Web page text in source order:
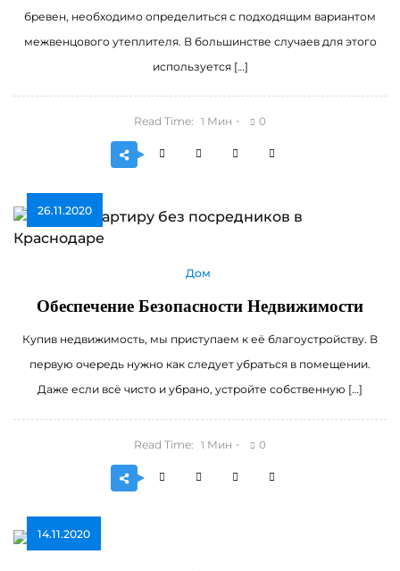
бревен, необходимо определиться с подходящим вариантом
межвенцового утеплителя. В большинстве случаев для этого
используется […]
Read Time: 1 Мин 0
26.11.2020
Дом
Обеспечение Безопасности Недвижимости
Купив недвижимость, мы приступаем к её благоустройству. В
первую очередь нужно как следует убраться в помещении.
Даже если всё чисто и убрано, устройте собственную […]
Read Time: 1 Мин 0
14.11.2020